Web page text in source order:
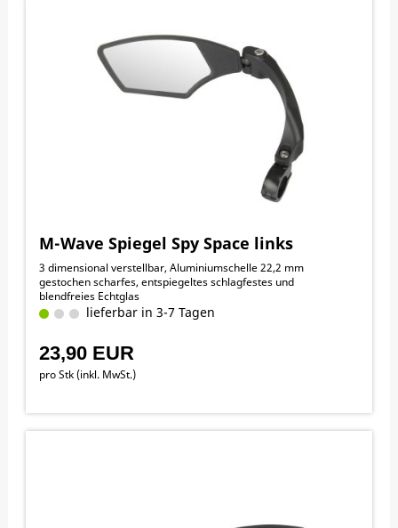
M-Wave Spiegel Spy Space links
3 dimensional verstellbar, Aluminiumschelle 22,2 mm
gestochen scharfes, entspiegeltes schlagfestes und
blendfreies Echtglas
lieferbar in 3-7 Tagen
23,90 EUR
pro Stk (inkl. MwSt.)